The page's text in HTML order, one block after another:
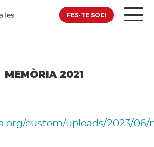
FES-TE SOCI
MEMÒRIA 2021
custom/uploads/2023/06/